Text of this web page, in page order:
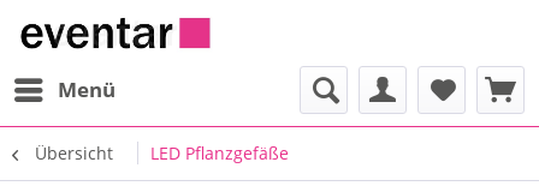
Menü
Übersicht LED Pflanzgefäße